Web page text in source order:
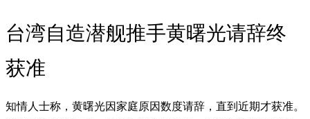
台湾自造潜舰推手黄曙光请辞终
获准
知情人士称，黄曙光因家庭原因数度请辞，直到近期才获准。